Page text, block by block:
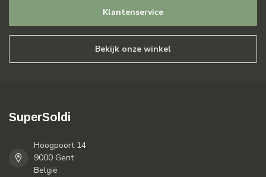
Klantenservice
Bekijk onze winkel
SuperSoldi
Hoogpoort 14
9000 Gent
België